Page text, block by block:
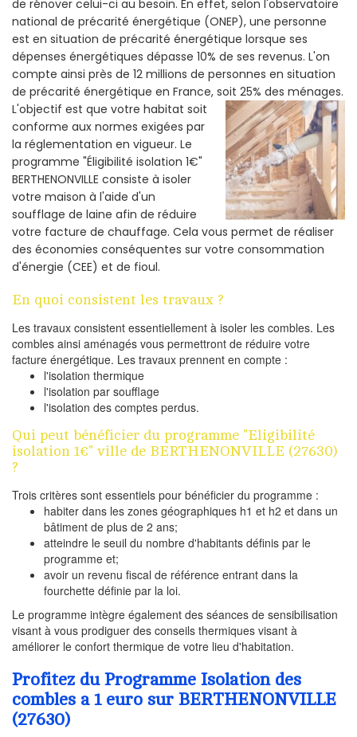
de rénover celui-ci au besoin. En effet, selon l'observatoire
national de précarité énergétique (ONEP), une personne
est en situation de précarité énergétique lorsque ses
dépenses énergétiques dépasse 10% de ses revenus. L'on
compte ainsi près de 12 millions de personnes en situation
de précarité énergétique en France, soit 25% des ménages.
L'objectif est que votre habitat soit
conforme aux normes exigées par
la réglementation en vigueur. Le
programme "Éligibilité isolation 1€"
BERTHENONVILLE consiste à isoler
votre maison à l'aide d'un
soufflage de laine afin de réduire
votre facture de chauffage. Cela vous permet de réaliser
des économies conséquentes sur votre consommation
d'énergie (CEE) et de fioul.
En quoi consistent les travaux ?
Les travaux consistent essentiellement à isoler les combles. Les
combles ainsi aménagés vous permettront de réduire votre
facture énergétique. Les travaux prennent en compte :
l'isolation thermique
l'isolation par soufflage
l'isolation des comptes perdus.
Qui peut bénéficier du programme "Eligibilité
isolation 1€" ville de BERTHENONVILLE (27630)
?
Trois critères sont essentiels pour bénéficier du programme :
habiter dans les zones géographiques h1 et h2 et dans un
bâtiment de plus de 2 ans;
atteindre le seuil du nombre d'habitants définis par le
programme et;
avoir un revenu fiscal de référence entrant dans la
fourchette définie par la loi.
Le programme intègre également des séances de sensibilisation
visant à vous prodiguer des conseils thermiques visant à
améliorer le confort thermique de votre lieu d'habitation.
Profitez du Programme Isolation des
combles a 1 euro sur BERTHENONVILLE
(27630)